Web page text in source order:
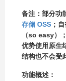
备注：部分功
存储 OSS ；
（so easy）
优势使用原生
结构也不会受
功能概述：